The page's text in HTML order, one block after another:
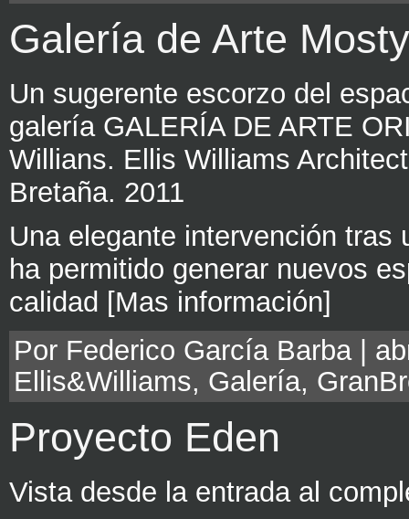
Galería de Arte
Un sugerente escorzo del
galería GALERÍA DE ARTE
Willians. Ellis Williams
Bretaña. 2011
Una elegante intervención tras
ha permitido generar nuevos
calidad [Mas información]
Por Federico García Barba |
Ellis&Williams, Galería,
Proyecto Eden
Vista desde la entrada al